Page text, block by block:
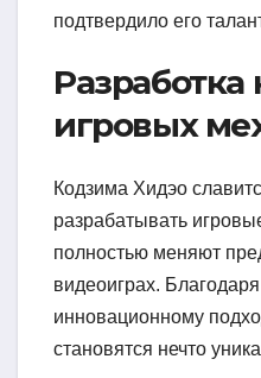
подтвердило его
Разработка
игровых
Кодзима Хидэо
разрабатывать
полностью меняют
видеоиграх.
инновационному
становятся нечто